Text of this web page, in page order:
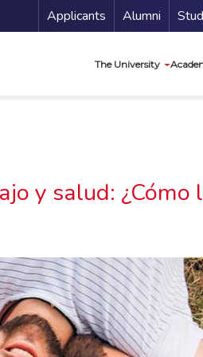
Menu
Applicants Alumni
The University
y salud: